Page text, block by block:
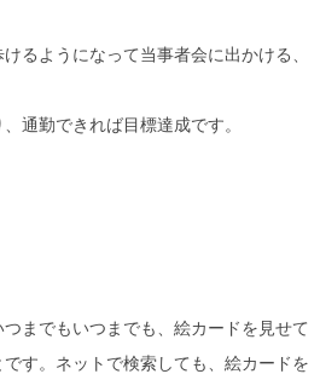
るようになって当事者会に出かける、
通勤できれば目標達成です。
までもいつまでも、絵カードを見せて
す。ネットで検索しても、絵カードを